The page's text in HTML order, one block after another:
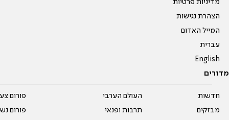
מדיניות פרטיות
הצהרת נגישות
המייל האדום
עברית
English
מדורים
חדשות
מבזקים
העולם הערבי
תרבות ופנאי
פורום
פורום